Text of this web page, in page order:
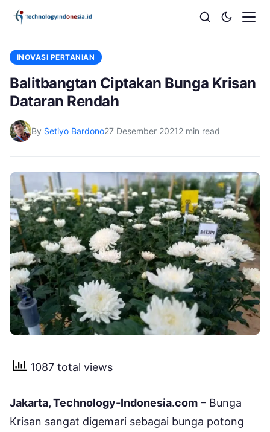
INOVASI PERTANIAN
Balitbangtan Ciptakan Bunga Krisan
Dataran Rendah
By Setiyo Bardono27 Desember 20212 min read
1087 total views
Jakarta, Technology-Indonesia.com – Bunga
Krisan sangat digemari sebagai bunga potong